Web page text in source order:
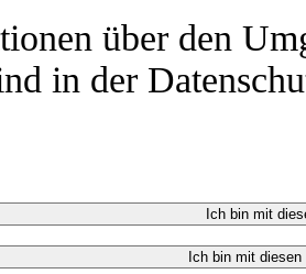
über den
in der